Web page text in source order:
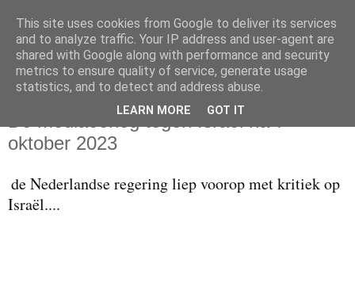
zondag 10 mei 2026
De mediaoorlog tegen Israël na 7
oktober 2023
de Nederlandse regering liep voorop met kritiek op
Israël....
This site uses cookies from Google to deliver its services
and to analyze traffic. Your IP address and user-agent are
shared with Google along with performance and security
metrics to ensure quality of service, generate usage
statistics, and to detect and address abuse.
LEARN MORE GOT IT